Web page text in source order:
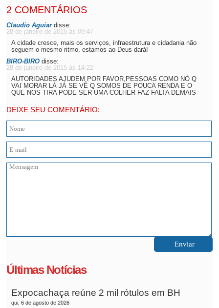
2 COMENTÁRIOS
Claudio Aguiar disse:
28 de janeiro de 2015 às 09:47
A cidade cresce, mais os serviços, infraestrutura e cidadania não
seguem o mesmo ritmo. estamos ao Deus dará!
BIRO-BIRO disse:
28 de janeiro de 2015 às 14:22
AUTORIDADES AJUDEM POR FAVOR,PESSOAS COMO NÓ Q
VAI MORAR LÁ JÁ SE VÊ Q SOMOS DE POUCA RENDA E O
QUE NOS TIRA PODE SER UMA COLHER FAZ FALTA DEMAIS
DEIXE SEU COMENTÁRIO:
Últimas Notícias
Expocachaça reúne 2 mil rótulos em BH
qui, 6 de agosto de 2026